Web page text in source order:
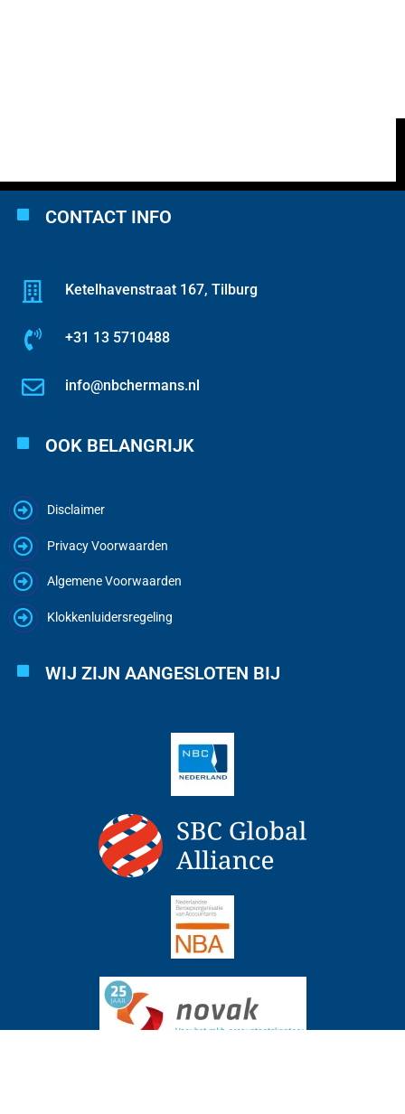
CONTACT INFO
Ketelhavenstraat 167, Tilburg
+31 13 5710488
info@nbchermans.nl
OOK BELANGRIJK
Disclaimer
Privacy Voorwaarden
Algemene Voorwaarden
Klokkenluidersregeling
WIJ ZIJN AANGESLOTEN BIJ